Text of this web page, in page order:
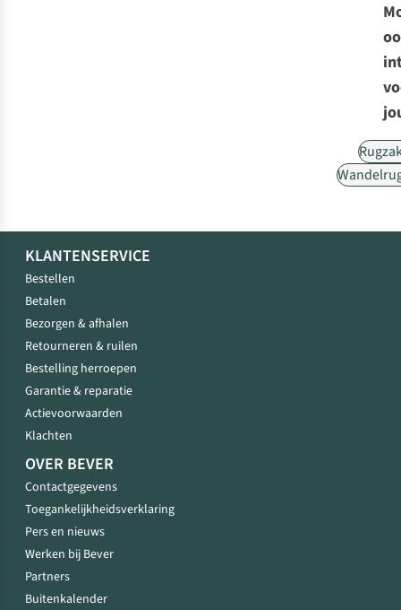
KLANTENSERVICE
Bestellen
Betalen
Bezorgen & afhalen
Retourneren & ruilen
Bestelling herroepen
Garantie & reparatie
Actievoorwaarden
Klachten
OVER BEVER
Contactgegevens
Toegankelijkheidsverklaring
Pers en nieuws
Werken bij Bever
Partners
Buitenkalender